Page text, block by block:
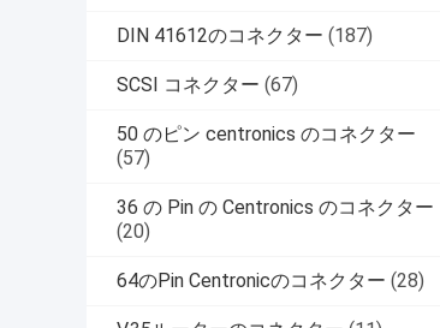
DIN 41612のコネクター (187)
SCSI コネクター (67)
50 のピン centronics のコネクター
(57)
36 の Pin の Centronics のコネクター
(20)
64のPin Centronicのコネクター (28)